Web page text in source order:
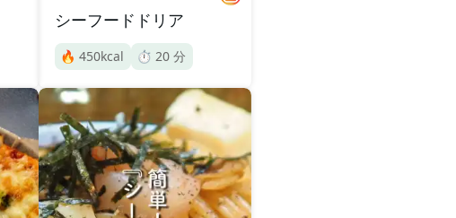
シーフードドリア
🔥 450kcal ⏱️ 20 分